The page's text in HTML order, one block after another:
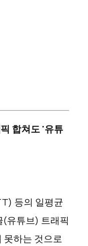
합쳐도 '유튜
등의 일평균
(유튜브) 트래픽
못하는 것으로